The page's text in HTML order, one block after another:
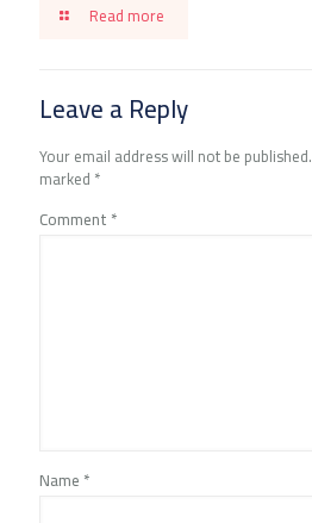
Read more
Leave a Reply
Your email address will not be published.
marked *
Comment *
Name *